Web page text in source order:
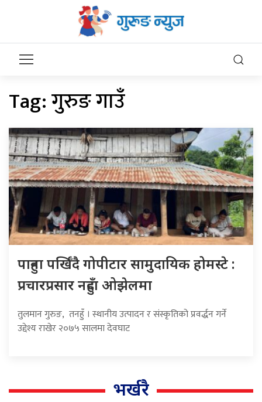
Tag:गुरुङ गाउँ
पाहुना पर्खिँदै गोपीटार सामुदायिक होमस्टे :
प्रचारप्रसार नहुँदा ओझेलमा
तुलमान गुरुङ, तनहुँ । स्थानीय उत्पादन र संस्कृतिको प्रवर्द्धन गर्ने
उद्देश्य राखेर २०७५ सालमा देवघाट
भर्खरै